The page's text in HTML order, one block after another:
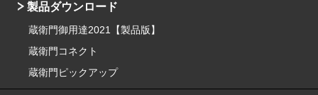
製品ダウンロード
蔵衛門御用達2021【製品版】
蔵衛門コネクト
蔵衛門ピックアップ